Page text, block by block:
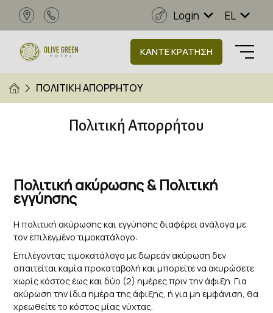
Login EL
ΚΑΝΤΕ ΚΡΑΤΗΣΗ
ΠΟΛΙΤΙΚΗ ΑΠΟΡΡΗΤΟΥ
Πολιτική Απορρήτου
Πολιτική ακύρωσης & Πολιτική
εγγύησης
Η πολιτική ακύρωσης και εγγύησης διαφέρει ανάλογα με
τον επιλεγμένο τιμοκατάλογο:
Επιλέγοντας τιμοκατάλογο με δωρεάν ακύρωση δεν
απαιτείται καμία προκαταβολή και μπορείτε να ακυρώσετε
χωρίς κόστος έως και δύο (2) ημέρες πριν την άφιξη. Για
ακύρωση την ίδια ημέρα της άφιξης, ή για μη εμφάνιση, θα
χρεωθείτε το κόστος μίας νύχτας.